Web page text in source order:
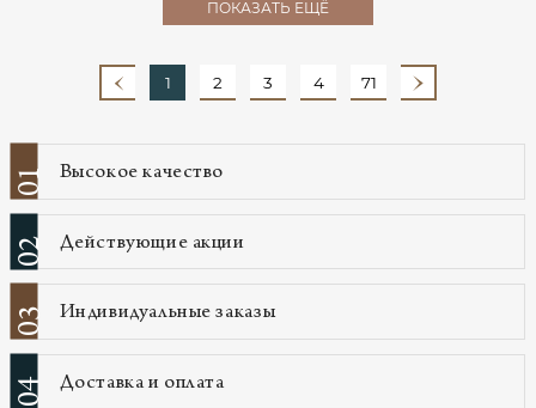
ПОКАЗАТЬ ЕЩЁ
1 2 3 4 71
01 Высокое качество
02 Действующие акции
03 Индивидуальные заказы
04 Доставка и оплата